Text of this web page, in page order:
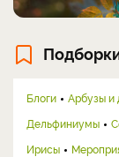
Блоги Арбузы и
Дельфиниумы
Ирисы